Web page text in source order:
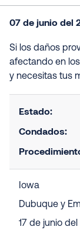
07 de junio del
Si los daños
afectando en
y necesitas tus
Estado:
Condados:
Iowa
Dubuque y
17 de junio